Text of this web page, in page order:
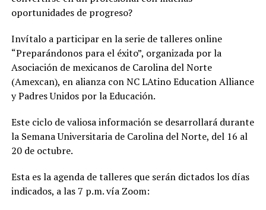
oportunidades de progreso?
Invítalo a participar en la serie de talleres online
“Preparándonos para el éxito”, organizada por la
Asociación de mexicanos de Carolina del Norte
(Amexcan), en alianza con NC LAtino Education Alliance
y Padres Unidos por la Educación.
Este ciclo de valiosa información se desarrollará durante
la Semana Universitaria de Carolina del Norte, del 16 al
20 de octubre.
Esta es la agenda de talleres que serán dictados los días
indicados, a las 7 p.m. vía Zoom: